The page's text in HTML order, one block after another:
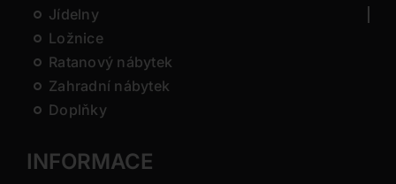
Jídelny
Ložnice
Ratanový nábytek
Zahradní nábytek
Doplňky
INFORMACE